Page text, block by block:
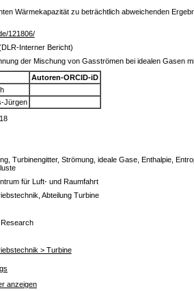
Wärmekapazität zu beträchtlich abweichenden
121806/
Interner Bericht)
der Mischung von Gasströmen bei idealen Gasen
Autoren-ORCID-iD
Jürgen
Turbinengitter, Strömung, ideale Gase, Enthalpie,
für Luft- und Raumfahrt
Abteilung Turbine
> Turbine
anzeigen